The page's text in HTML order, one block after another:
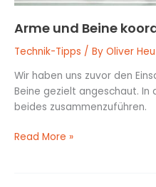
Arme und Beine
Technik-Tipps / By Oliver
Wir haben uns zuvor den
Beine gezielt angeschaut.
beides zusammenzuführen.
Read More »